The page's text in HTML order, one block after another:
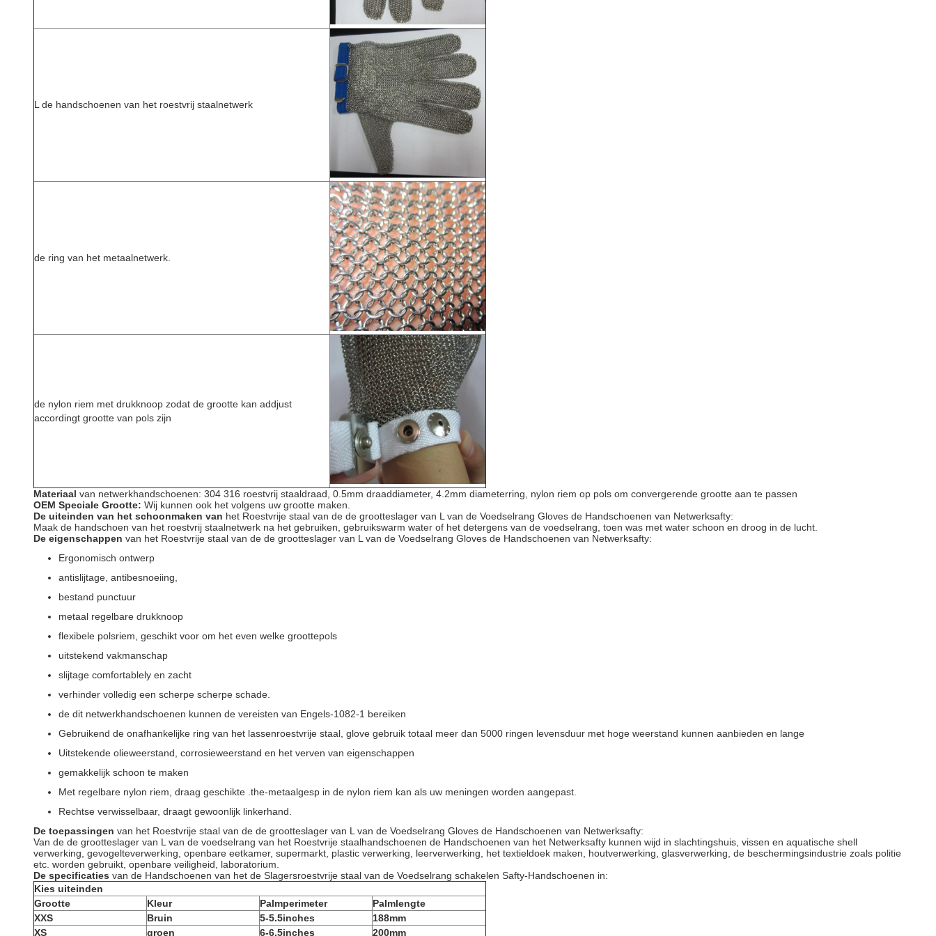
L de handschoenen van het roestvrij staalnetwerk
de ring van het metaalnetwerk.
de nylon riem met drukknoop zodat de grootte kan addjust
accordingt grootte van pols zijn
Materiaal van netwerkhandschoenen: 304 316 roestvrij staaldraad, 0.5mm draaddiameter, 4.2mm diameterring, nylon riem op pols om convergerende grootte aan te passen
OEM Speciale Grootte: Wij kunnen ook het volgens uw grootte maken.
De uiteinden van het schoonmaken van het Roestvrije staal van de de grootteslager van L van de Voedselrang Gloves de Handschoenen van Netwerksafty:
Maak de handschoen van het roestvrij staalnetwerk na het gebruiken, gebruikswarm water of het detergens van de voedselrang, toen was met water schoon en droog in de lucht.
De eigenschappen van het Roestvrije staal van de de grootteslager van L van de Voedselrang Gloves de Handschoenen van Netwerksafty:
Ergonomisch ontwerp
antislijtage, antibesnoeiing,
bestand punctuur
metaal regelbare drukknoop
flexibele polsriem, geschikt voor om het even welke groottepols
uitstekend vakmanschap
slijtage comfortablely en zacht
verhinder volledig een scherpe scherpe schade.
de dit netwerkhandschoenen kunnen de vereisten van Engels-1082-1 bereiken
Gebruikend de onafhankelijke ring van het lassenroestvrije staal, glove gebruik totaal meer dan 5000 ringen levensduur met hoge weerstand kunnen aanbieden en lange
Uitstekende olieweerstand, corrosieweerstand en het verven van eigenschappen
gemakkelijk schoon te maken
Met regelbare nylon riem, draag geschikte .the-metaalgesp in de nylon riem kan als uw meningen worden aangepast.
Rechtse verwisselbaar, draagt gewoonlijk linkerhand.
De toepassingen van het Roestvrije staal van de de grootteslager van L van de Voedselrang Gloves de Handschoenen van Netwerksafty:
Van de de grootteslager van L van de voedselrang van het Roestvrije staalhandschoenen de Handschoenen van het Netwerksafty kunnen wijd in slachtingshuis, vissen en aquatische shell
verwerking, gevogelteverwerking, openbare eetkamer, supermarkt, plastic verwerking, leerverwerking, het textieldoek maken, houtverwerking, glasverwerking, de beschermingsindustrie zoals politie
etc. worden gebruikt, openbare veiligheid, laboratorium.
De specificaties van de Handschoenen van het de Slagersroestvrije staal van de Voedselrang schakelen Safty-Handschoenen in:
Kies uiteinden
Grootte
Kleur Palmperimeter
Palmlengte
XXS
Bruin 5-5.5inches
188mm
XS
groen 6-6.5inches 200mm